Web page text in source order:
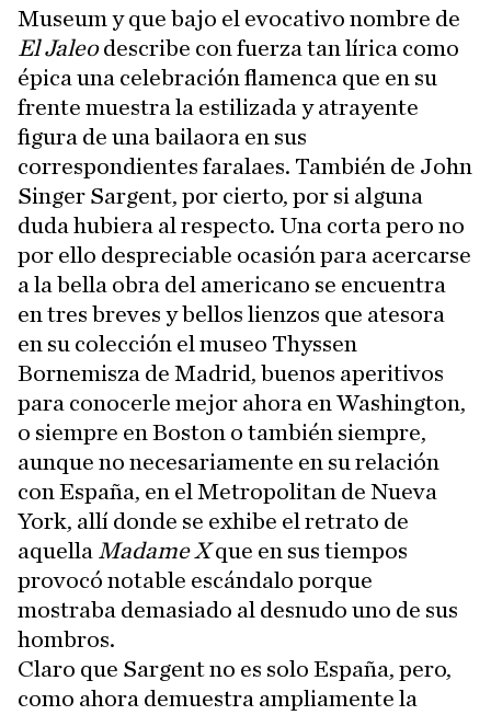
Museum y que bajo el evocativo nombre de
El Jaleodescribe con fuerza tan lírica como
épica una celebración flamenca que en su
frente muestra la estilizada y atrayente
figura de una bailaora en sus
correspondientes faralaes. También de John
Singer Sargent, por cierto, por si alguna
duda hubiera al respecto. Una corta pero no
por ello despreciable ocasión para acercarse
a la bella obra del americano se encuentra
en tres breves y bellos lienzos que atesora
en su colección el museo Thyssen
Bornemisza de Madrid, buenos aperitivos
para conocerle mejor ahora en Washington,
o siempre en Boston o también siempre,
aunque no necesariamente en su relación
con España, en el Metropolitan de Nueva
York, allí donde se exhibe el retrato de
aquella Madame Xque en sus tiempos
provocó notable escándalo porque
mostraba demasiado al desnudo uno de sus
hombros.
Claro que Sargent no es solo España, pero,
como ahora demuestra ampliamente la